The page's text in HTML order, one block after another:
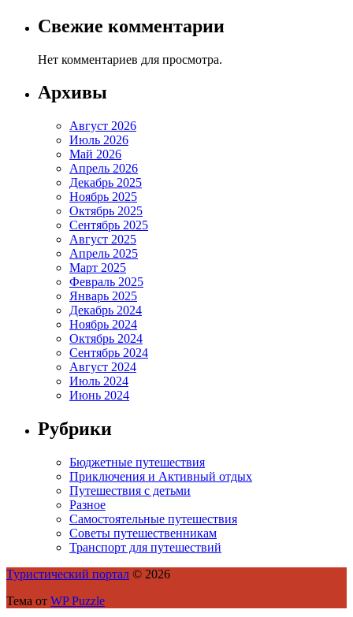
Свежие комментарии
Нет комментариев для просмотра.
Архивы
Август 2026
Июль 2026
Май 2026
Апрель 2026
Декабрь 2025
Ноябрь 2025
Октябрь 2025
Сентябрь 2025
Август 2025
Апрель 2025
Март 2025
Февраль 2025
Январь 2025
Декабрь 2024
Ноябрь 2024
Октябрь 2024
Сентябрь 2024
Август 2024
Июль 2024
Июнь 2024
Рубрики
Бюджетные путешествия
Приключения и Активный отдых
Путешествия с детьми
Разное
Самостоятельные путешествия
Советы путешественникам
Транспорт для путешествий
Туристический портал © 2026
Тема от WP Puzzle